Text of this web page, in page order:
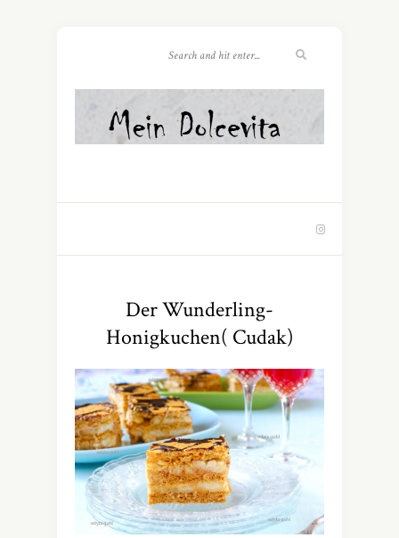
Der Wunderling-
Honigkuchen( Cudak)